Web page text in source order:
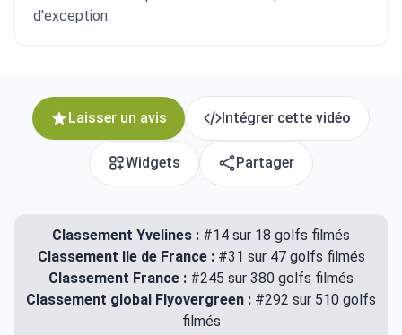
d'exception.
Laisser un avis Intégrer cette vidéo
Widgets Partager
Classement Yvelines : #14 sur 18 golfs filmés
Classement Ile de France : #31 sur 47 golfs filmés
Classement France : #245 sur 380 golfs filmés
Classement global Flyovergreen : #292 sur 510 golfs
filmés